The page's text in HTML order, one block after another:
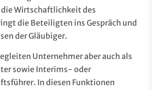
Wirtschaftlichkeit des
die Beteiligten ins Gespräch und
der Gläubiger.
Unternehmer aber auch als
sowie Interims- oder
In diesen Funktionen